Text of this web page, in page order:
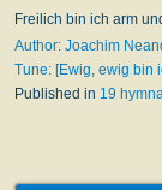
Freilich bin ich arm
Author: Joachim
Tune: [Ewig, ewig bin
Published in 19